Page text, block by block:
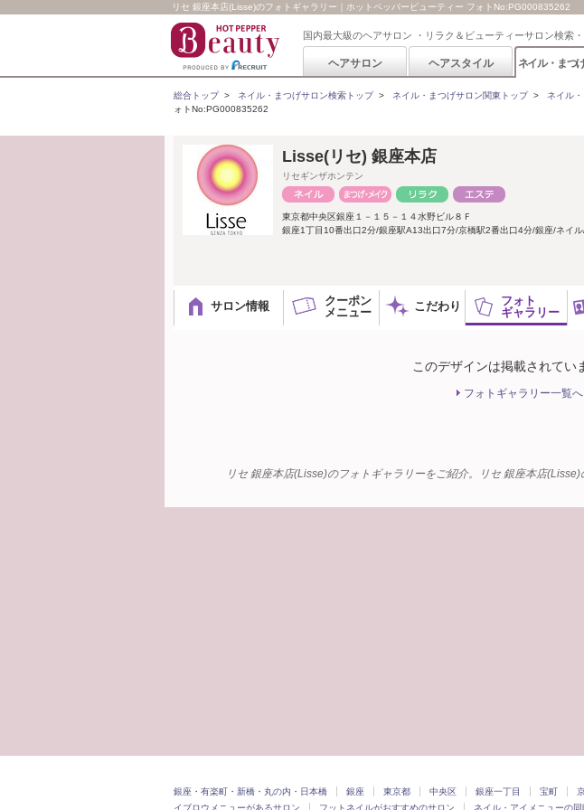
リセ 銀座本店(Lisse)のフォトギャラリー｜ホットペッパービューティー フォトNo:PG000835262
国内最大級のヘアサロン ・リラク＆ビューティーサロン検索
ヘアサロン ヘアスタイル ネイル・まつ
総合トップ> ネイル・まつげサロン検索トップ> ネイル・まつげサロン関東トップ> ネイル
ォトNo:PG000835262
Lisse(リセ) 銀座本店
リセギンザホンテン
東京都中央区銀座１－１５－１４水野ビル８Ｆ
銀座1丁目10番出口2分/銀座駅A13出口7分/京橋駅2番出口4分/銀座/ネイ
サロン情報
クーポン
メニュー
こだわり
フォト
ギャラリー
このデザインは掲載されてい
フォトギャラリー一覧へ
リセ 銀座本店(Lisse)のフォトギャラリーをご紹介。リセ 銀座本店
銀座・有楽町・新橋・丸の内・日本橋 銀座 東京都 中央区 銀座一丁目 宝町
イブロウメニューがあるサロン
フットネイルがおすすめのサロン ネイル・アイメニューの